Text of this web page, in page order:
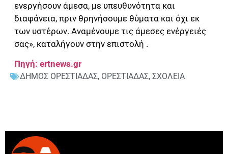
ενεργήσουν άμεσα, με υπευθυνότητα και
διαφάνεια, πριν θρηνήσουμε θύματα και όχι εκ
των υστέρων. Αναμένουμε τις άμεσες ενέργειές
σας», καταλήγουν στην επιστολή .
Πηγή: ertnews.gr
ΔΗΜΟΣ ΟΡΕΣΤΙΑΔΑΣ, ΟΡΕΣΤΙΑΔΑΣ, ΣΧΟΛΕΙΑ